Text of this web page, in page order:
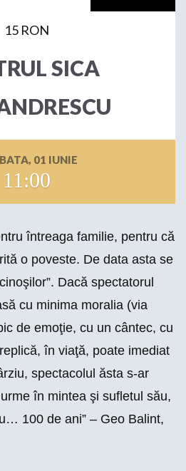
15 RON
SICA
01 IUNIE
11:00
întreaga familie, pentru că
o poveste. De data asta se
Dacă spectatorul
cu minima moralia (via
de emoţie, cu un cântec, cu
în viaţă, poate imediat
spectacolul ăsta s-ar
în mintea şi sufletul său,
100 de ani” – Geo Balint,